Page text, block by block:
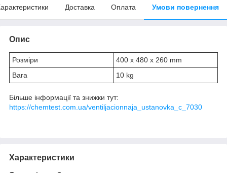
Доставка Оплата Умови повернення
Опис
Розміри
400 x 480 x 260 mm
Вага
10 kg
Більше інформації та знижки тут:
https://chemtest.com.ua/ventiljacionnaja_ustanovka_c_7030
Характеристики